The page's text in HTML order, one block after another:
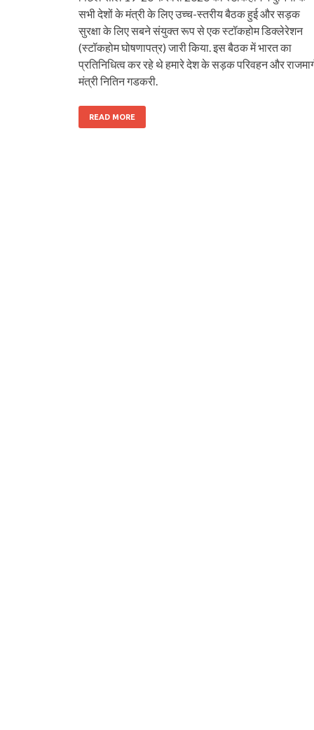
सभी देशों के मंत्री के लिए उच्च-स्तरीय बैठक हुई और सड़क
सुरक्षा के लिए सबने संयुक्त रूप से एक स्टॉकहोम डिक्लेरेशन
(स्टॉकहोम घोषणापत्र) जारी किया. इस बैठक में भारत का
प्रतिनिधित्व कर रहे थे हमारे देश के सड़क परिवहन और
मंत्री नितिन गडकरी.
READ MORE